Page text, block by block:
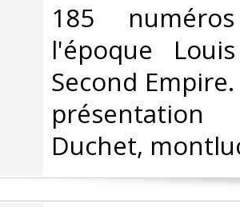
‎185
l'époque
Second
Duchet,